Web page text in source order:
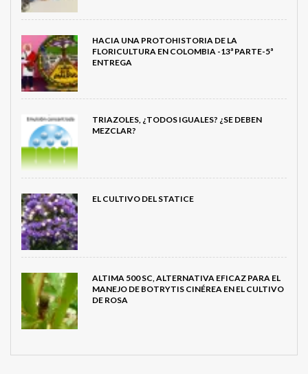
HACIA UNA PROTOHISTORIA DE LA
FLORICULTURA EN COLOMBIA -13ª PARTE-5ª
ENTREGA
TRIAZOLES, ¿TODOS IGUALES? ¿SE DEBEN
MEZCLAR?
EL CULTIVO DEL STATICE
ALTIMA 500 SC, ALTERNATIVA EFICAZ PARA EL
MANEJO DE BOTRYTIS CINÉREA EN EL CULTIVO
DE ROSA